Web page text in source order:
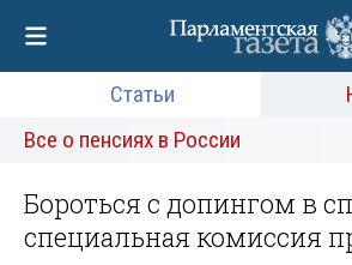
Статьи
Все о пенсиях в России
Бороться с допингом в
специальная комиссия